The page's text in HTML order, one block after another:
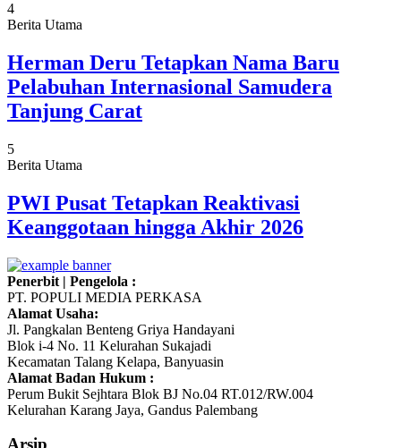
4
Berita Utama
Herman Deru Tetapkan Nama Baru
Pelabuhan Internasional Samudera
Tanjung Carat
5
Berita Utama
PWI Pusat Tetapkan Reaktivasi
Keanggotaan hingga Akhir 2026
Penerbit | Pengelola :
PT. POPULI MEDIA PERKASA
Alamat Usaha:
Jl. Pangkalan Benteng Griya Handayani
Blok i-4 No. 11 Kelurahan Sukajadi
Kecamatan Talang Kelapa, Banyuasin
Alamat Badan Hukum :
Perum Bukit Sejhtara Blok BJ No.04 RT.012/RW.004
Kelurahan Karang Jaya, Gandus Palembang